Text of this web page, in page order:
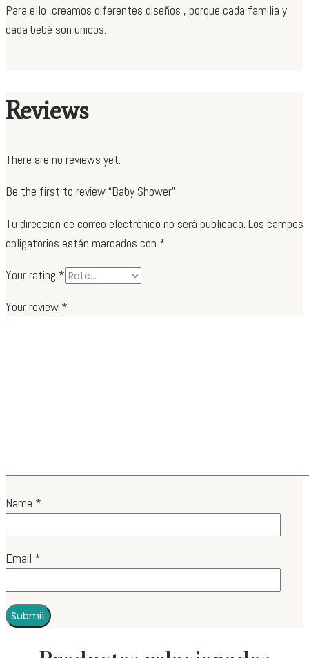
Para ello ,creamos diferentes diseños , porque cada familia y
cada bebé son únicos.
Reviews
There are no reviews yet.
Be the first to review “Baby Shower”
Tu dirección de correo electrónico no será publicada. Los campos
obligatorios están marcados con *
Your rating *
Your review *
Name *
Email *